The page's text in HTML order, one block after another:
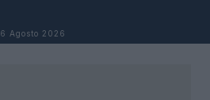
6 Agosto 2026